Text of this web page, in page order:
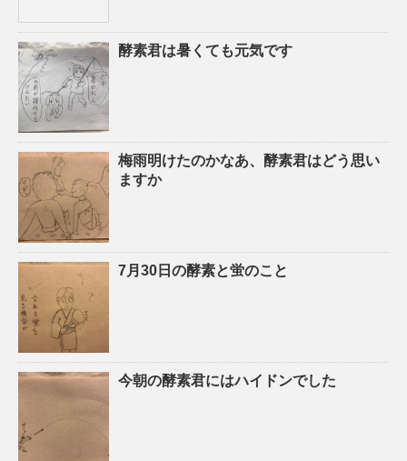
酵素君は暑くても元気です
梅雨明けたのかなあ、酵素君はどう思い
ますか
7月30日の酵素と蛍のこと
今朝の酵素君にはハイドンでした